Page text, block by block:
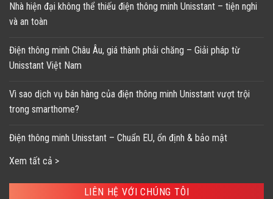
Nhà hiện đại không thể thiếu điện thông minh Unisstant – tiện nghi
và an toàn
Điện thông minh Châu Âu, giá thành phải chăng – Giải pháp từ
Unisstant Việt Nam
Vì sao dịch vụ bán hàng của điện thông minh Unisstant vượt trội
trong smarthome?
Điện thông minh Unisstant – Chuẩn EU, ổn định & bảo mật
Xem tất cả >
LIÊN HỆ VỚI CHÚNG TÔI